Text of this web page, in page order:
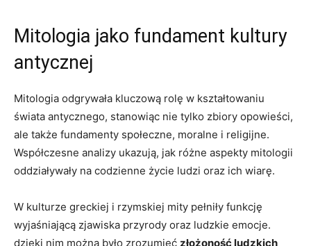
Mitologia jako fundament kultury
antycznej
Mitologia odgrywała kluczową rolę w kształtowaniu
świata antycznego, stanowiąc nie tylko zbiory opowieści,
ale także fundamenty społeczne, moralne i religijne.
Współczesne analizy ukazują, jak różne aspekty mitologii
oddziaływały na codzienne życie ludzi oraz ich wiarę.
W kulturze greckiej i rzymskiej mity pełniły funkcję
wyjaśniającą zjawiska przyrody oraz ludzkie emocje.
dzięki nim można było zrozumieć złożoność ludzkich